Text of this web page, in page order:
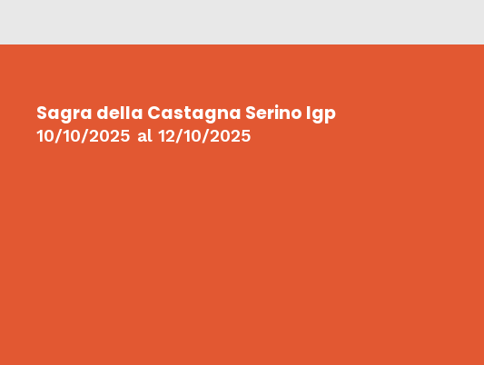
Sagra della Castagna Serino Igp
10/10/2025 al 12/10/2025